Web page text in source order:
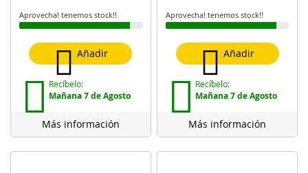
Aprovecha! tenemos stock!!
Añadir
Recíbelo:
Mañana 7 de Agosto
Más información
Aprovecha! tenemos stock!!
Añadir
Recíbelo:
Mañana 7 de Agosto
Más información